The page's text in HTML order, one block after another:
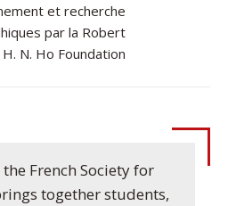
et recherche
par la Robert
H. N. Ho Foundation
French Society for
together students,